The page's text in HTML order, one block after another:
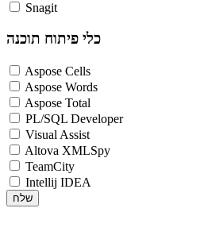
Snagit
כלי פיתוח תוכנה
Aspose Cells
Aspose Words
Aspose Total
PL/SQL Developer
Visual Assist
Altova XMLSpy
TeamCity
Intellij IDEA